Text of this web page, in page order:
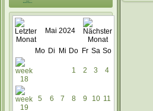
Mai 2024
Mo Di Mi Do Fr Sa So
1 2 3 4
5 6 7 8 9 10 11